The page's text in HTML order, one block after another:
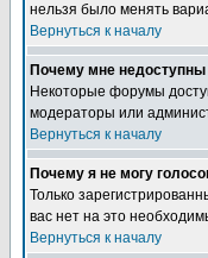
нельзя было менять
Вернуться к началу
Почему мне
Некоторые форумы
модераторы или
Вернуться к началу
Почему я не могу
Только
вас нет на это
Вернуться к началу